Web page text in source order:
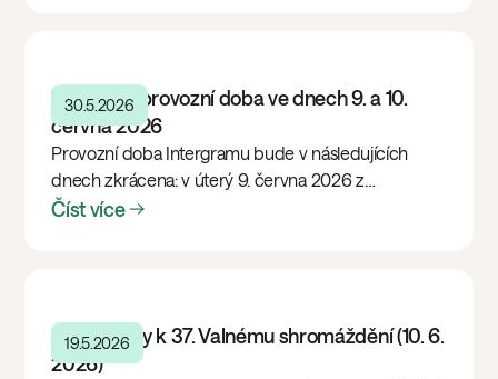
30.5.2026
Zkrácená provozní doba ve dnech 9. a 10.
června 2026
Provozní doba Intergramu bude v následujících
dnech zkrácena: v úterý 9. června 2026 z
technických důvodů do 12.00 hodin, ve středu 10.
Číst více
19.5.2026
Dokumenty k 37. Valnému shromáždění (10. 6.
2026)